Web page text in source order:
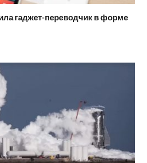
гаджет-переводчик в форме